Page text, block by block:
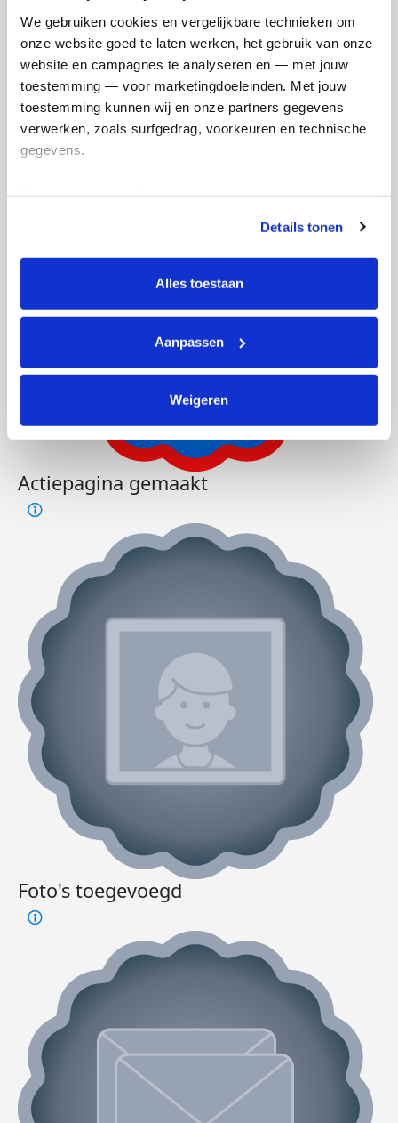
We gebruiken cookies en vergelijkbare technieken om
onze website goed te laten werken, het gebruik van onze
website en campagnes te analyseren en — met jouw
toestemming — voor marketingdoeleinden. Met jouw
toestemming kunnen wij en onze partners gegevens
verwerken, zoals surfgedrag, voorkeuren en technische
gegevens.
tonen. Je kunt je toestemming op elk moment wijzigen of
intrekken via Cookie instellingen onderaan de pagina. De
lijst met cookies is te vinden in het tabblad “details”.
Details tonen
Alles toestaan
Aanpassen
Weigeren
Mijn afstandsdoel
Pien's badges
Actiepagina gemaakt
Foto's toegevoegd